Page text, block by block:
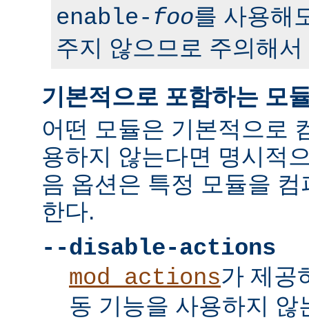
enable- foo를 사용해
주지 않으므로 주의해
기본적으로 포함하는 모
어떤 모듈은 기본적으로
용하지 않는다면 명시적
음 옵션은 특정 모듈을
한다.
--disable-actions
mod_actions가 제공
동 기능을 사용하지 않